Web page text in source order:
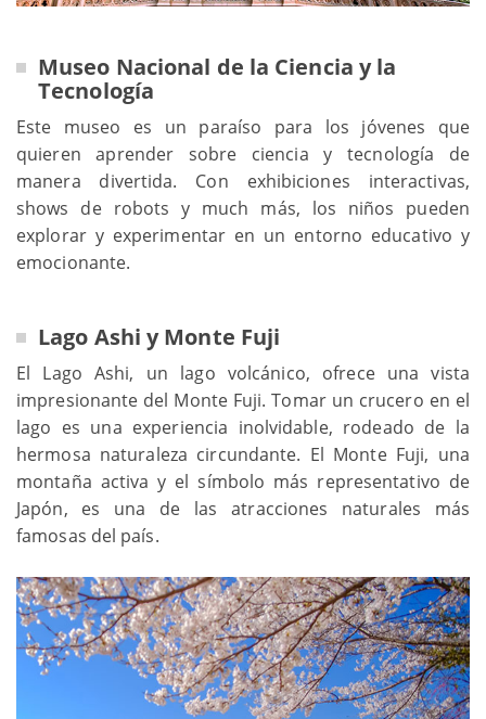
Museo Nacional de la Ciencia y la
Tecnología
Este museo es un paraíso para los jóvenes que
quieren aprender sobre ciencia y tecnología de
manera divertida. Con exhibiciones interactivas,
shows de robots y much más, los niños pueden
explorar y experimentar en un entorno educativo y
emocionante.
Lago Ashi y Monte Fuji
El Lago Ashi, un lago volcánico, ofrece una vista
impresionante del Monte Fuji. Tomar un crucero en el
lago es una experiencia inolvidable, rodeado de la
hermosa naturaleza circundante. El Monte Fuji, una
montaña activa y el símbolo más representativo de
Japón, es una de las atracciones naturales más
famosas del país.